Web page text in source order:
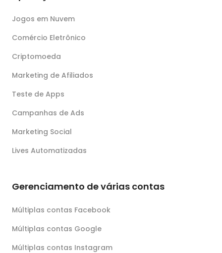
Jogos em Nuvem
Comércio Eletrônico
Criptomoeda
Marketing de Afiliados
Teste de Apps
Campanhas de Ads
Marketing Social
Lives Automatizadas
Gerenciamento de várias contas
Múltiplas contas Facebook
Múltiplas contas Google
Múltiplas contas Instagram